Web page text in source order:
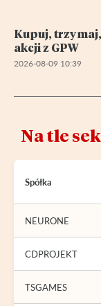
Kupuj,
akcji z GPW
2026-08-09 10:39
Na tle
Spółka
NEURONE
CDPROJEKT
TSGAMES